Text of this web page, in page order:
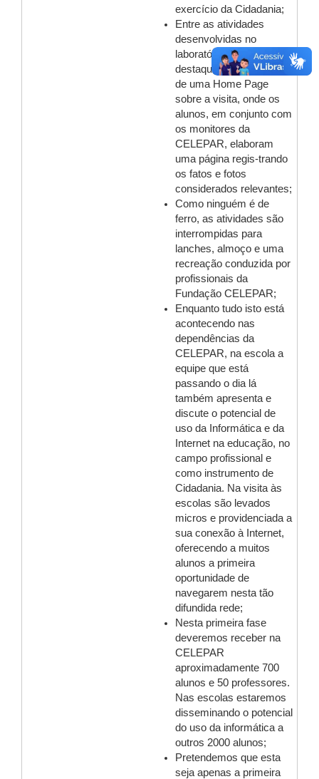
exercício da Cidadania;
Entre as atividades
desenvolvidas no
laboratório, um dos
destaques é a elaboração
de uma Home Page
sobre a visita, onde os
alunos, em conjunto com
os monitores da
CELEPAR, elaboram
uma página regis-trando
os fatos e fotos
considerados relevantes;
Como ninguém é de
ferro, as atividades são
interrompidas para
lanches, almoço e uma
recreação conduzida por
profissionais da
Fundação CELEPAR;
Enquanto tudo isto está
acontecendo nas
dependências da
CELEPAR, na escola a
equipe que está
passando o dia lá
também apresenta e
discute o potencial de
uso da Informática e da
Internet na educação, no
campo profissional e
como instrumento de
Cidadania. Na visita às
escolas são levados
micros e providenciada a
sua conexão à Internet,
oferecendo a muitos
alunos a primeira
oportunidade de
navegarem nesta tão
difundida rede;
Nesta primeira fase
deveremos receber na
CELEPAR
aproximadamente 700
alunos e 50 professores.
Nas escolas estaremos
disseminando o potencial
do uso da informática a
outros 2000 alunos;
Pretendemos que esta
seja apenas a primeira